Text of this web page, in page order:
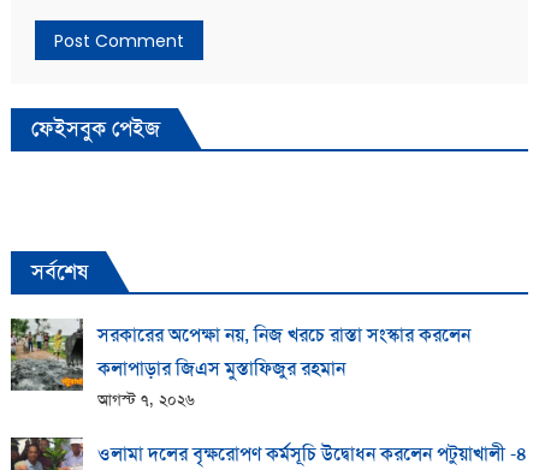
ফেইসবুক পেইজ
সর্বশেষ
সরকারের অপেক্ষা নয়, নিজ খরচে রাস্তা সংস্কার করলেন
কলাপাড়ার জিএস মুস্তাফিজুর রহমান
আগস্ট ৭, ২০২৬
ওলামা দলের বৃক্ষরোপণ কর্মসূচি উদ্বোধন করলেন পটুয়াখালী -৪